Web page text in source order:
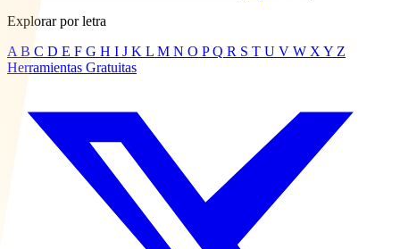
Explorar por letra
A B C D E F G H I J K L M N O P Q R S T U V W X Y Z
Herramientas Gratuitas